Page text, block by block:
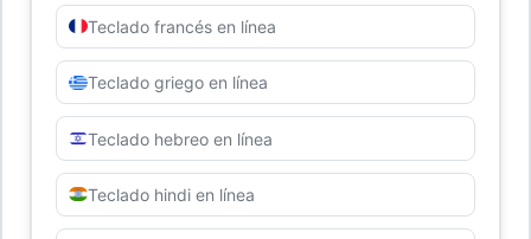
Teclado francés en línea
Teclado griego en línea
Teclado hebreo en línea
Teclado hindi en línea